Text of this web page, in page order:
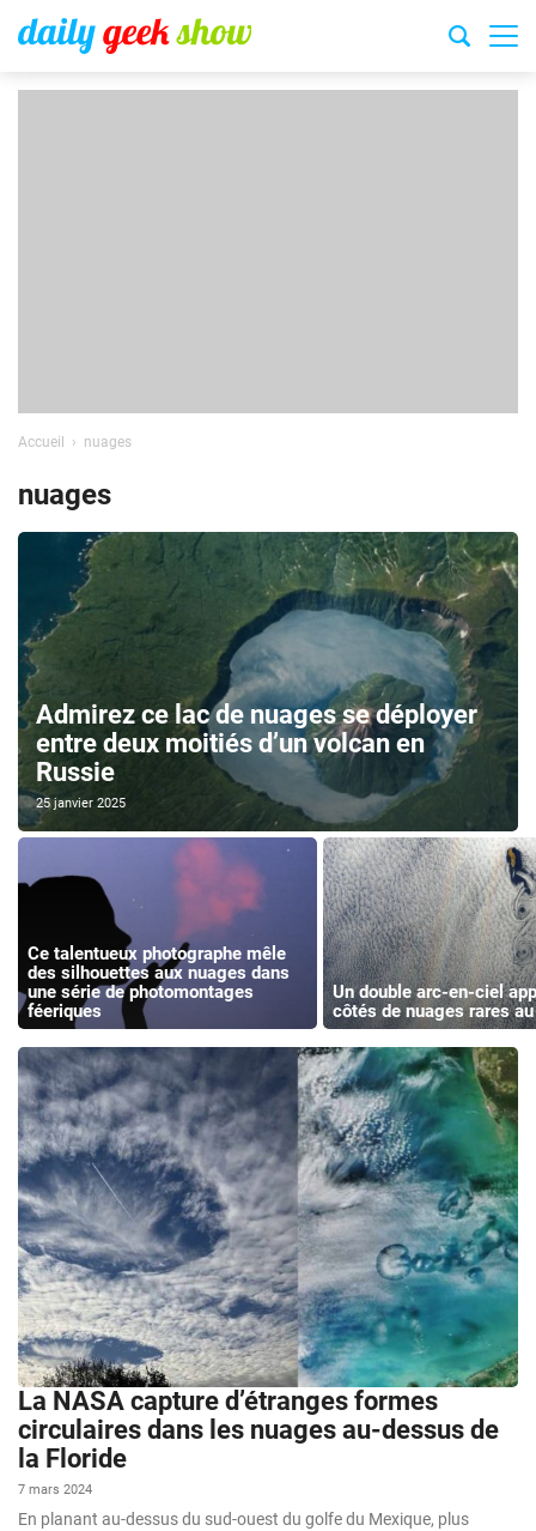
Accueil nuages
nuages
Admirez ce lac de nuages se déployer
entre deux moitiés d’un volcan en
Russie
25 janvier 2025
Ce talentueux photographe mêle
des silhouettes aux nuages dans
une série de photomontages
féeriques
Un double arc-en-ciel
côtés de nuages rares
La NASA capture d’étranges formes
circulaires dans les nuages au-dessus de
la Floride
7 mars 2024
En planant au-dessus du sud-ouest du golfe du Mexique, plus